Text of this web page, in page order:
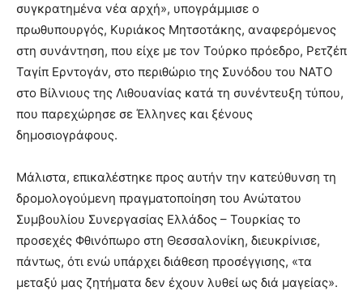
συγκρατημένα νέα αρχή», υπογράμμισε ο
πρωθυπουργός, Κυριάκος Μητσοτάκης, αναφερόμενος
στη συνάντηση, που είχε με τον Τούρκο πρόεδρο, Ρετζέπ
Ταγίπ Ερντογάν, στο περιθώριο της Συνόδου του ΝΑΤΟ
στο Βίλνιους της Λιθουανίας κατά τη συνέντευξη τύπου,
που παρεχώρησε σε Έλληνες και ξένους
δημοσιογράφους.
Μάλιστα, επικαλέστηκε προς αυτήν την κατεύθυνση τη
δρομολογούμενη πραγματοποίηση του Ανώτατου
Συμβουλίου Συνεργασίας Ελλάδος – Τουρκίας το
προσεχές Φθινόπωρο στη Θεσσαλονίκη, διευκρίνισε,
πάντως, ότι ενώ υπάρχει διάθεση προσέγγισης, «τα
μεταξύ μας ζητήματα δεν έχουν λυθεί ως διά μαγείας».